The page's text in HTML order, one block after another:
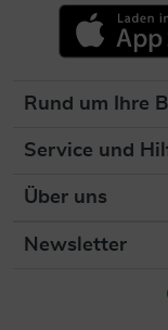
Rund um Ihre
Service und
Über uns
Newsletter